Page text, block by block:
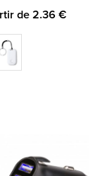
de 2.36 €